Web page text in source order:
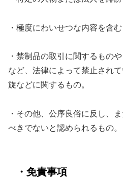
・極度にわいせつな内容を含む
・禁制品の取引に関するもの
など、法律によって禁止され
旋などに関するもの。
・その他、公序良俗に反し、
べきでないと認められるもの。
・免責事項